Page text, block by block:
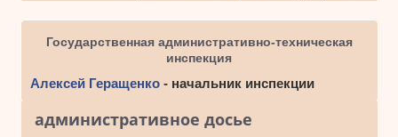
Государственная административно-техническая
инспекция
Алексей Геращенко- начальник инспекции
административное досье